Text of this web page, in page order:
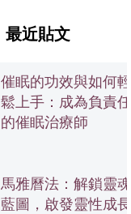
最近貼文
催眠的功效與如何輕
鬆上手：成為負責任
的催眠治療師
馬雅曆法：解鎖靈魂
藍圖，啟發靈性成長